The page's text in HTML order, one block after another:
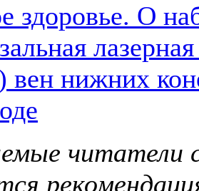
здоровье. О
нижних
читатели